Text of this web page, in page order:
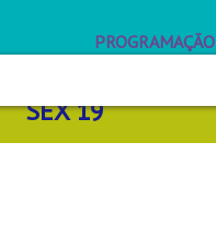
PROGRAMAÇÃO
SEX19